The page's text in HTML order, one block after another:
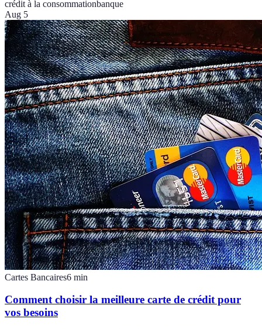
crédit à la consommationbanque
Aug 5
Cartes Bancaires6 min
Comment choisir la meilleure carte de crédit pour
vos besoins